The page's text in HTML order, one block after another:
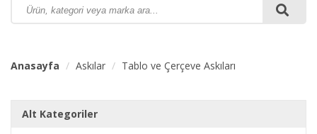
Anasayfa Askılar Tablo ve Çerçeve Askıları
Alt Kategoriler